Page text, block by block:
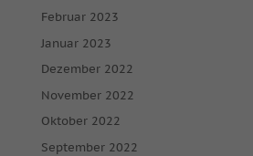
Februar 2023
Januar 2023
Dezember 2022
November 2022
Oktober 2022
September 2022